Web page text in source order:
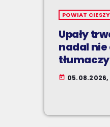
POWIAT
Upały
nadal nie
today 05.08.2026,